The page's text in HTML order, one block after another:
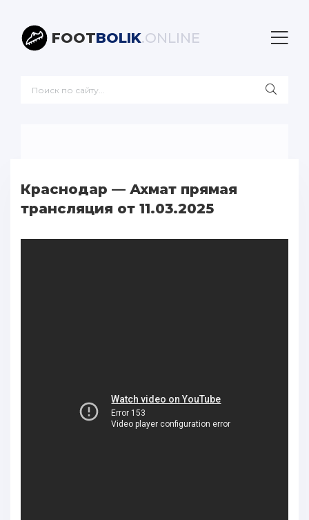
FOOTBOLIK.ONLINE
Краснодар — Ахмат прямая
трансляция от 11.03.2025